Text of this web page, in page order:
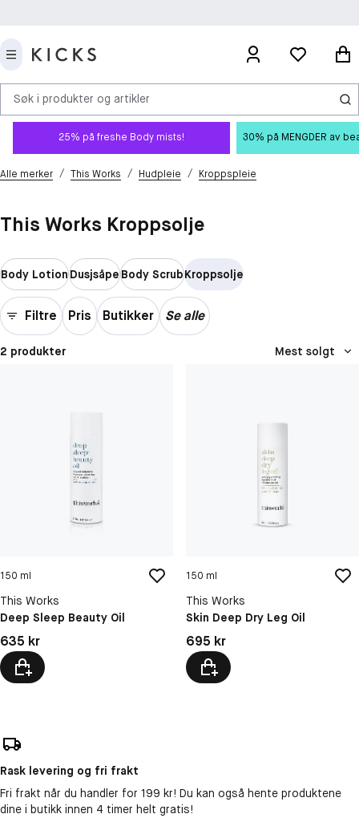
Søk i produkter og artikler
25% på freshe Body mists! 30% på MENGDER av
Alle merker / This Works / Hudpleie / Kroppspleie
This Works Kroppsolje
Body LotionDusjsåpeBody ScrubKroppsolje
Filtre Pris Butikker Se alle
2 produkter Mest solgt
150 ml
This Works
Deep Sleep Beauty Oil
Pris: 635 kr
635 kr
150 ml
This Works
Skin Deep Dry Leg Oil
Pris: 695 kr
695 kr
Rask levering og fri frakt
Fri frakt når du handler for 199 kr! Du kan også hente produktene
dine i butikk innen 4 timer helt gratis!